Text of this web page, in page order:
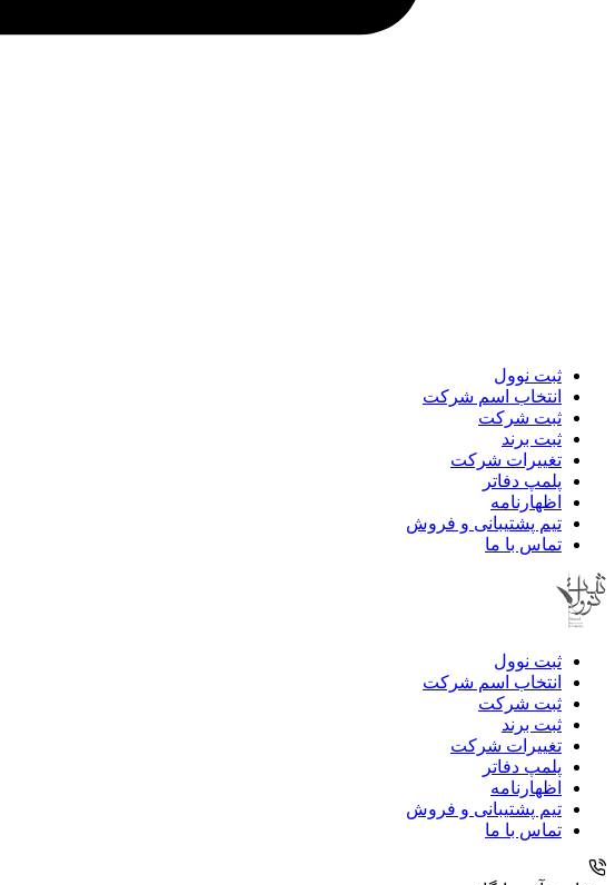
ثبت نوول
انتخاب اسم شرکت
ثبت شرکت
ثبت برند
تغییرات شرکت
پلمپ دفاتر
اظهارنامه
تیم پشتیبانی و فروش
تماس با ما
ثبت نوول
انتخاب اسم شرکت
ثبت شرکت
ثبت برند
تغییرات شرکت
پلمپ دفاتر
اظهارنامه
تیم پشتیبانی و فروش
تماس با ما